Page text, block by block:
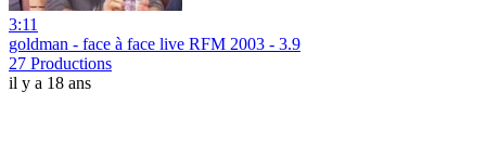
3:11
goldman - face à face live RFM 2003 - 3.9
27 Productions
il y a 18 ans